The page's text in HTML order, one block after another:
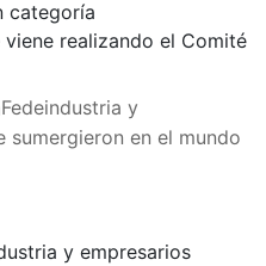
categoría
realizando el Comité
Fedeindustria y
sumergieron en el mundo
y empresarios